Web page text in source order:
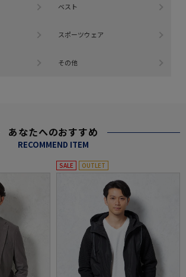
ベスト
スポーツウェア
その他
あなたへのおすすめ
RECOMMEND ITEM
SALE OUTLET